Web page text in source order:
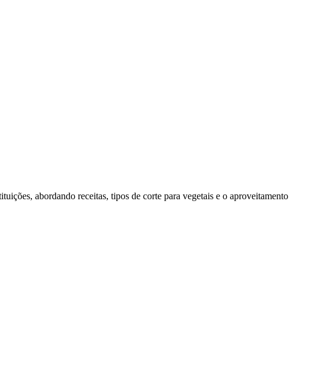
abordando receitas, tipos de corte para vegetais e o aproveitamento